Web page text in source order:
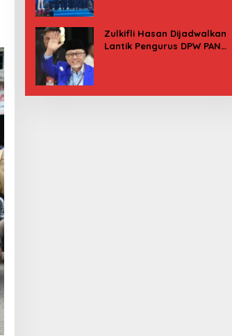
Zulkifli Hasan Dijadwalkan
Lantik Pengurus DPW PAN